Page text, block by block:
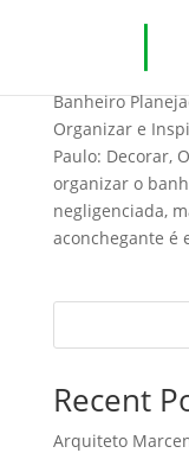
Banheiro
Banheiro
Organizar e
Paulo: Decorar,
organizar o
negligenciada,
aconchegante é
Recent
Arquiteto